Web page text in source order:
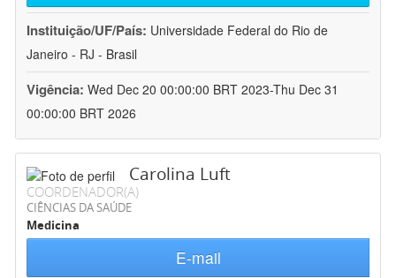
Instituição/UF/País: Universidade Federal do Rio de
Janeiro - RJ - Brasil
Vigência: Wed Dec 20 00:00:00 BRT 2023-Thu Dec 31
00:00:00 BRT 2026
Carolina Luft
COORDENADOR(A)
CIÊNCIAS DA SAÚDE
Medicina
E-mail